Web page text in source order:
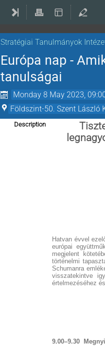
Stratégiai Tanulmányok
Európa nap -
tanulságai
Monday 8 May 2023,
Földszint-50. Szent László
Description
Hatvan évvel
európai
megjelent
történelmi
Schumanra
visszatekintve
értelmezéséhez
9.00–9.30